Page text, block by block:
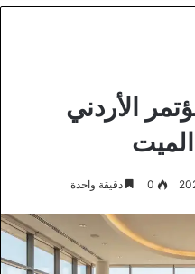
الأردني
0 دقيقة واحدة